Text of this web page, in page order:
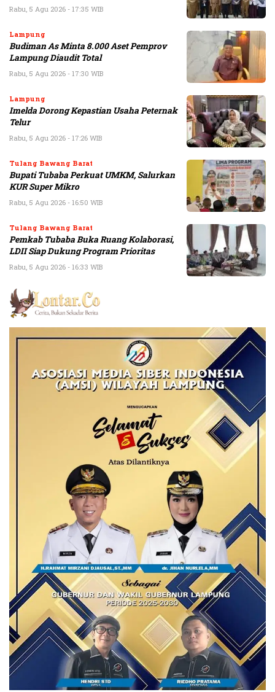
Rabu, 5 Agu 2026 - 17:35 WIB
Lampung
Budiman As Minta 8.000 Aset Pemprov
Lampung Diaudit Total
Rabu, 5 Agu 2026 - 17:30 WIB
Lampung
Imelda Dorong Kepastian Usaha Peternak
Telur
Rabu, 5 Agu 2026 - 17:26 WIB
Tulang Bawang Barat
Bupati Tubaba Perkuat UMKM, Salurkan
KUR Super Mikro
Rabu, 5 Agu 2026 - 16:50 WIB
Tulang Bawang Barat
Pemkab Tubaba Buka Ruang Kolaborasi,
LDII Siap Dukung Program Prioritas
Rabu, 5 Agu 2026 - 16:33 WIB